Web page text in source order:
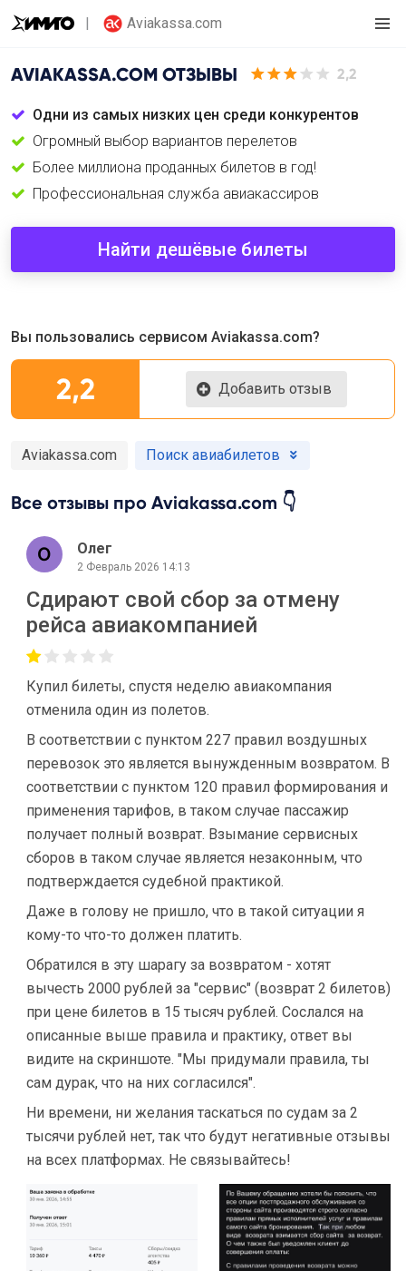
Aviakassa.com
AVIAKASSA.COM ОТЗЫВЫ 2,2
Одни из самых низких цен среди конкурентов
Огромный выбор вариантов перелетов
Более миллиона проданных билетов в год!
Профессиональная служба авиакассиров
Найти дешёвые билеты
Вы пользовались сервисом Aviakassa.com?
2,2 Добавить отзыв
Aviakassa.com Поиск авиабилетов
Все отзывы про Aviakassa.com 👇
Олег
2 Февраль 2026 14:13
Сдирают свой сбор за отмену
рейса авиакомпанией
Купил билеты, спустя неделю авиакомпания
отменила один из полетов.
В соответствии с пунктом 227 правил воздушных
перевозок это является вынужденным возвратом. В
соответствии с пунктом 120 правил формирования и
применения тарифов, в таком случае пассажир
получает полный возврат. Взымание сервисных
сборов в таком случае является незаконным, что
подтверждается судебной практикой.
Даже в голову не пришло, что в такой ситуации я
кому-то что-то должен платить.
Обратился в эту шарагу за возвратом - хотят
вычесть 2000 рублей за "сервис" (возврат 2 билетов)
при цене билетов в 15 тысяч рублей. Сослался на
описанные выше правила и практику, ответ вы
видите на скриншоте. "Мы придумали правила, ты
сам дурак, что на них согласился".
Ни времени, ни желания таскаться по судам за 2
тысячи рублей нет, так что будут негативные отзывы
на всех платформах. Не связывайтесь!